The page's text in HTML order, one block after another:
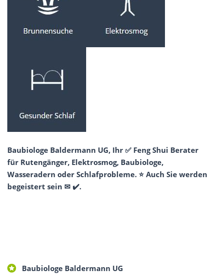
Baubiologe Baldermann UG, Ihr ✅ Feng Shui Berater
für Rutengänger, Elektrosmog, Baubiologe,
Wasseradern oder Schlafprobleme. ⭐ Auch Sie werden
begeistert sein ✉ ✔️.
Baubiologe Baldermann UG